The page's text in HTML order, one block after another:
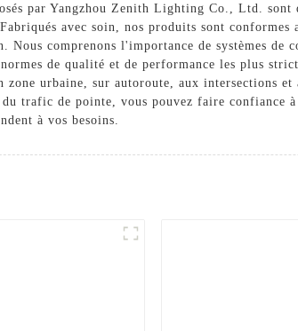
par Yangzhou Zenith Lighting Co., Ltd.
avec soin, nos produits sont conformes
comprenons l'importance de systèmes de
de qualité et de performance les plus
urbaine, sur autoroute, aux intersections et
trafic de pointe, vous pouvez faire confiance
à vos besoins.